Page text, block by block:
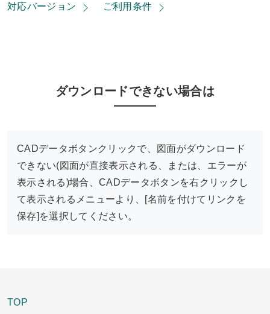
対応バージョン ご利用条件
ダウンロードできない場合は
CADデータボタンクリックで、図面がダウンロード
できない(図面が直接表示される、または、エラーが
表示される)場合、CADデータボタンを右クリックし
て表示されるメニューより、[名前を付けてリンクを
保存]を選択してください。
TOP